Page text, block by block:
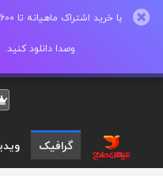
وصدا دانلود کنید.
گرافیک